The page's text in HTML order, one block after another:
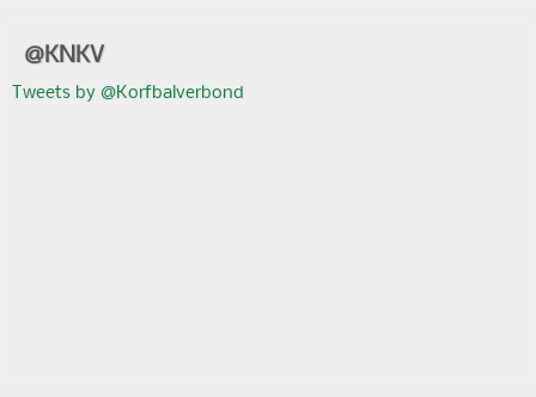
@KNKV
Tweets by @Korfbalverbond